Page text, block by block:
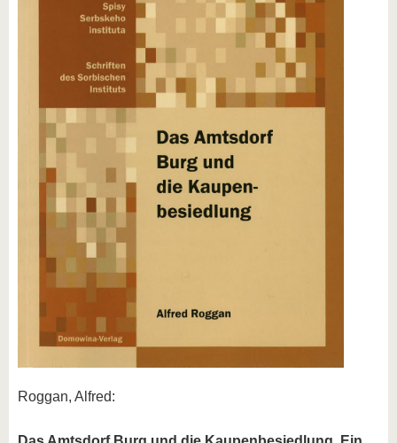
Roggan, Alfred: